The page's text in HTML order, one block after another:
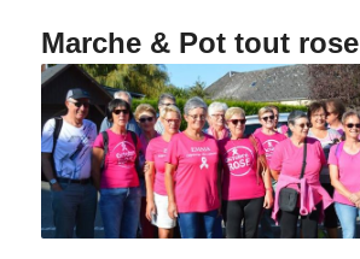
Marche & Pot tout rose